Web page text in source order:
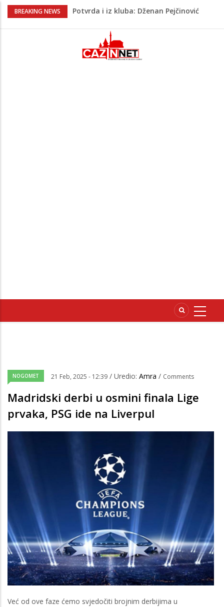
BREAKING NEWS
Potvrda i iz kluba: Dženan Pejčinović
Psihijatrica: Ovo je greška koju većina
roditelja radi dok razgovara s
tinejdžerima
NOGOMET 21 Feb, 2025 - 12:39 / Uredio: Amra / Comments
Madridski derbi u osmini finala Lige
prvaka, PSG ide na Liverpul
Već od ove faze ćemo svjedočiti brojnim derbijima u